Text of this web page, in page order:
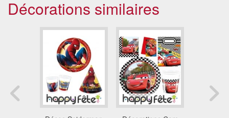
Décorations similaires